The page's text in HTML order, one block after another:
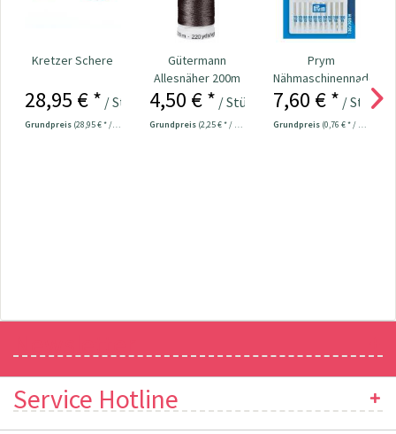
Kretzer Schere
28,95 € * / Stück
Grundpreis (28,95 € * / 1 Stück)
Gütermann
Allesnäher 200m
Fb. 769 - braun
4,50 € * / Stück
Grundpreis (2,25 € * / 100 Meter)
Prym
Nähmaschinennadeln
130/705
Universal...
7,60 € * / Stück
Grundpreis (0,76 € * / 1 Stück)
Service Hotline